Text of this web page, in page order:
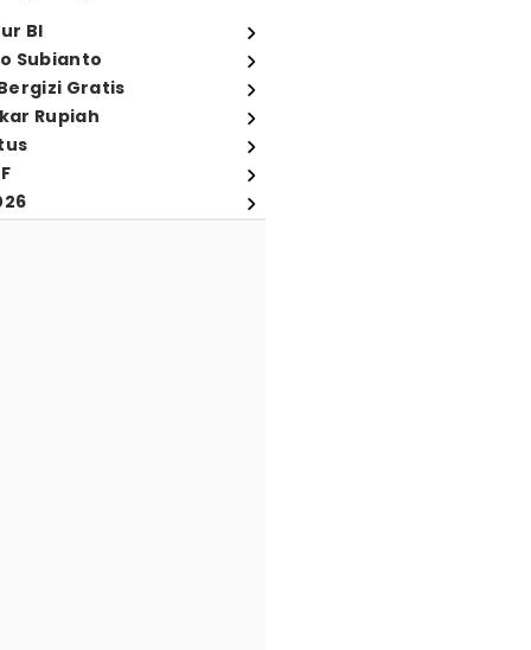
BI
Subianto
Gratis
Rupiah